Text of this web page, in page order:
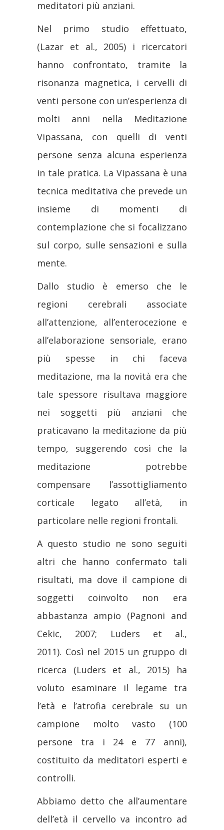
meditatori più anziani.
Nel primo studio effettuato,
(Lazar et al., 2005) i ricercatori
hanno confrontato, tramite la
risonanza magnetica, i cervelli di
venti persone con un’esperienza di
molti anni nella Meditazione
Vipassana, con quelli di venti
persone senza alcuna esperienza
in tale pratica. La Vipassana è una
tecnica meditativa che prevede un
insieme di momenti di
contemplazione che si focalizzano
sul corpo, sulle sensazioni e sulla
mente.
Dallo studio è emerso che le
regioni cerebrali associate
all’attenzione, all’enterocezione e
all’elaborazione sensoriale, erano
più spesse in chi faceva
meditazione, ma la novità era che
tale spessore risultava maggiore
nei soggetti più anziani che
praticavano la meditazione da più
tempo, suggerendo così che la
meditazione potrebbe
compensare l’assottigliamento
corticale legato all’età, in
particolare nelle regioni frontali.
A questo studio ne sono seguiti
altri che hanno confermato tali
risultati, ma dove il campione di
soggetti coinvolto non era
abbastanza ampio (Pagnoni and
Cekic, 2007; Luders et al.,
2011). Così nel 2015 un gruppo di
ricerca (Luders et al., 2015) ha
voluto esaminare il legame tra
l’età e l’atrofia cerebrale su un
campione molto vasto (100
persone tra i 24 e 77 anni),
costituito da meditatori esperti e
controlli.
Abbiamo detto che all’aumentare
dell’età il cervello va incontro ad